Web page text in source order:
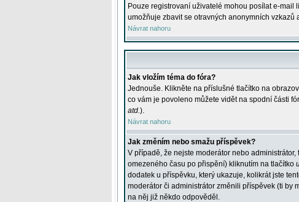
Pouze registrovaní uživatelé mohou posílat e-mail
umožňuje zbavit se otravných anonymních vzkazů
Návrat nahoru
Jak vložím téma do fóra?
Jednouše. Klikněte na příslušné tlačítko na
co vám je povoleno můžete vidět na spodní části
atd.).
Návrat nahoru
Jak změním nebo smažu příspěvek?
V případě, že nejste moderátor nebo
omezeného času po přispění) kliknutím na tlačítko
dodatek u příspěvku, který ukazuje, kolikrát jste
moderátor či administrátor změnili příspěvek (ti by
na něj již někdo odpověděl.